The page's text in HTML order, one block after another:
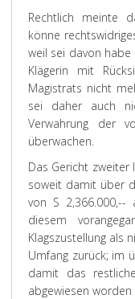
Rechtlich meinte
könne
weil sei davon
Klägerin mit
Magistrats nicht
sei daher auch
Verwahrung der
überwachen.
Das Gericht
soweit damit über
von S
diesem
Klagszustellung als
Umfang zurück; im
damit das
abgewiesen